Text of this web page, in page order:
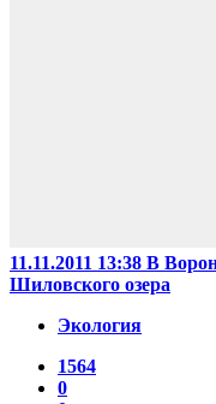
11.11.2011 13:38 В
Шиловского озера
Экология
1564
0